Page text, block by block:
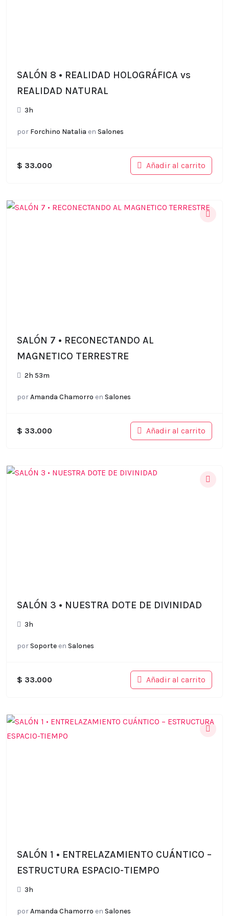
SALÓN 8 • REALIDAD HOLOGRÁFICA vs
REALIDAD NATURAL
3h
por Forchino Natalia en Salones
$ 33.000 Añadir al carrito
SALÓN 7 • RECONECTANDO AL
MAGNETICO TERRESTRE
2h 53m
porAmanda Chamorro en Salones
$ 33.000 Añadir al carrito
SALÓN 3 • NUESTRA DOTE DE DIVINIDAD
3h
porSoporteen Salones
$ 33.000 Añadir al carrito
SALÓN 1 • ENTRELAZAMIENTO CUÁNTICO –
ESTRUCTURA ESPACIO-TIEMPO
3h
porAmanda Chamorro en Salones